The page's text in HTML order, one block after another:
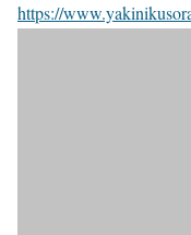
https://